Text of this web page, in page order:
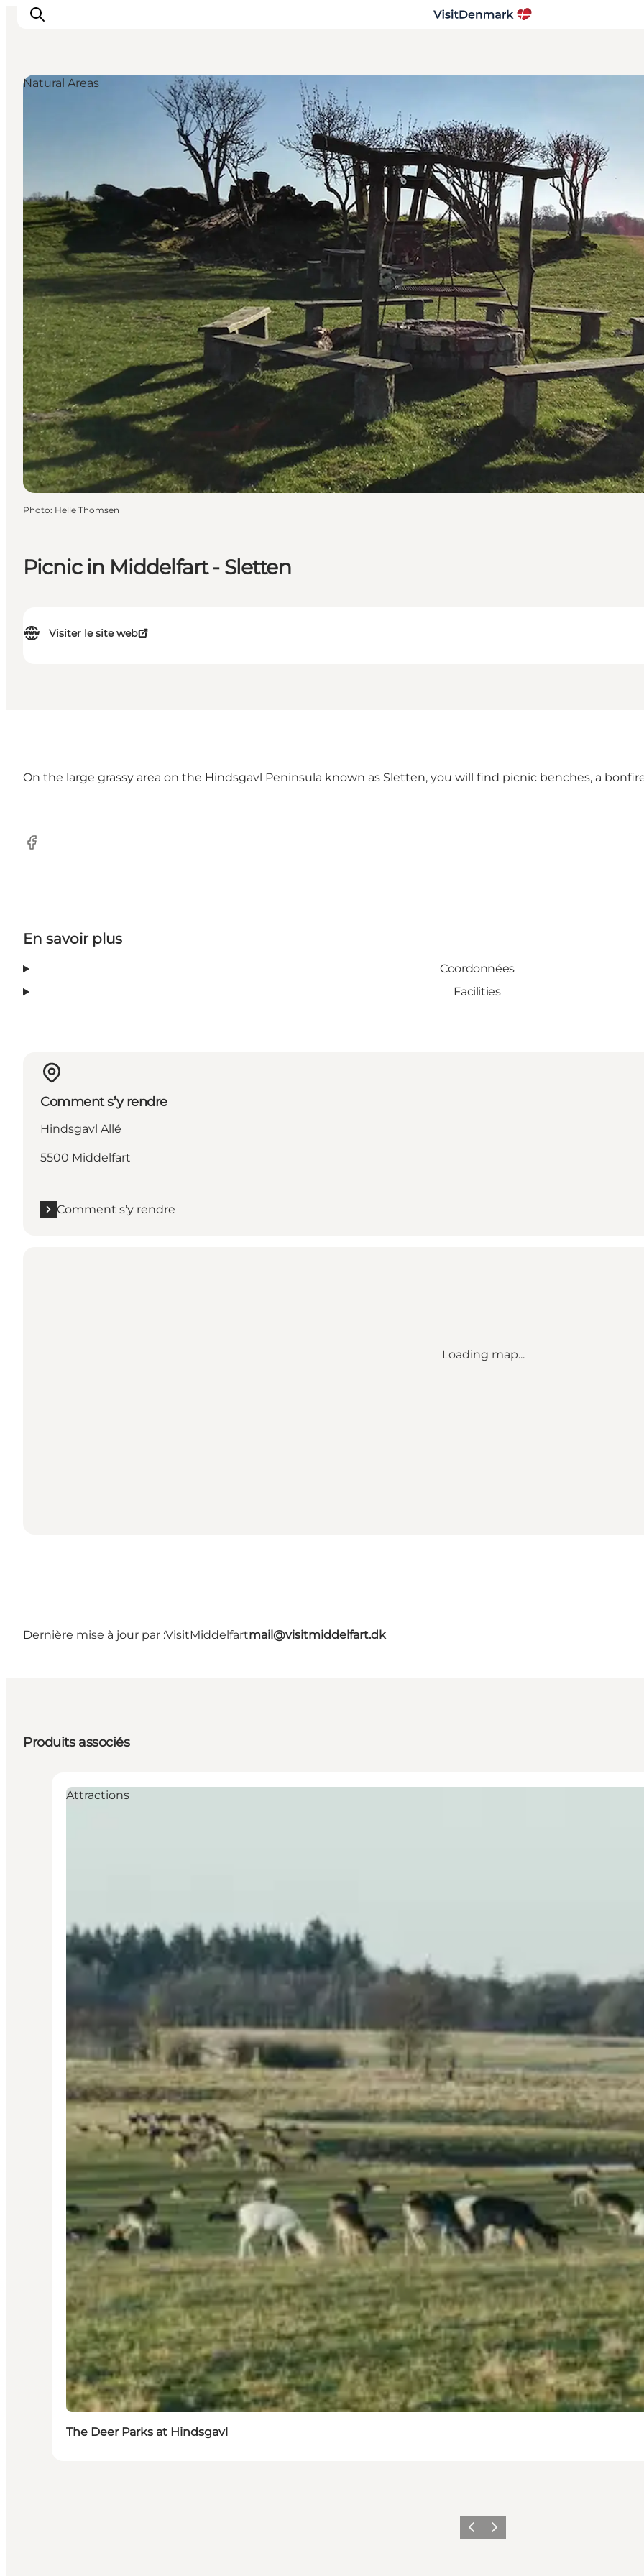
Hébergements
Planifiez votre voyage
Picnic in Middelfart - Sletten
Visiter le site web
Natural Areas
Photo: Helle Thomsen
On the large grassy area on the Hindsgavl Peninsula known as Sletten, you will find picnic benches, a
Facebook
En savoir plus
Coordonnées
Facilities
Comment s’y rendre
Hindsgavl Allé
5500 Middelfart
Comment s’y rendre
Loading map...
Dernière mise à jour par :VisitMiddelfartmail@visitmiddelfart.dk
Produits associés
Attractions
The Deer Parks at Hindsgavl
PrécédentSuivant